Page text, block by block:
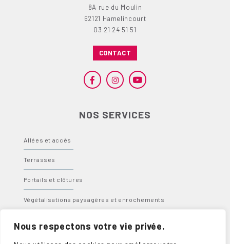
Nous respectons votre vie privée.
8A rue du Moulin
62121 Hamelincourt
03 21 24 51 51
CONTACT
NOS SERVICES
Allées et accès
Terrasses
Portails et clôtures
Végétalisations paysagères et enrochements